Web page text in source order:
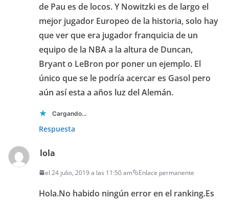
de Pau es de locos. Y Nowitzki es de largo el
mejor jugador Europeo de la historia, solo hay
que ver que era jugador franquicia de un
equipo de la NBA a la altura de Duncan,
Bryant o LeBron por poner un ejemplo. El
único que se le podría acercar es Gasol pero
aún así esta a años luz del Alemán.
Cargando...
Respuesta
lola
el 24 julio, 2019 a las 11:50 am Enlace permanente
Hola.No habido ningún error en el ranking.Es